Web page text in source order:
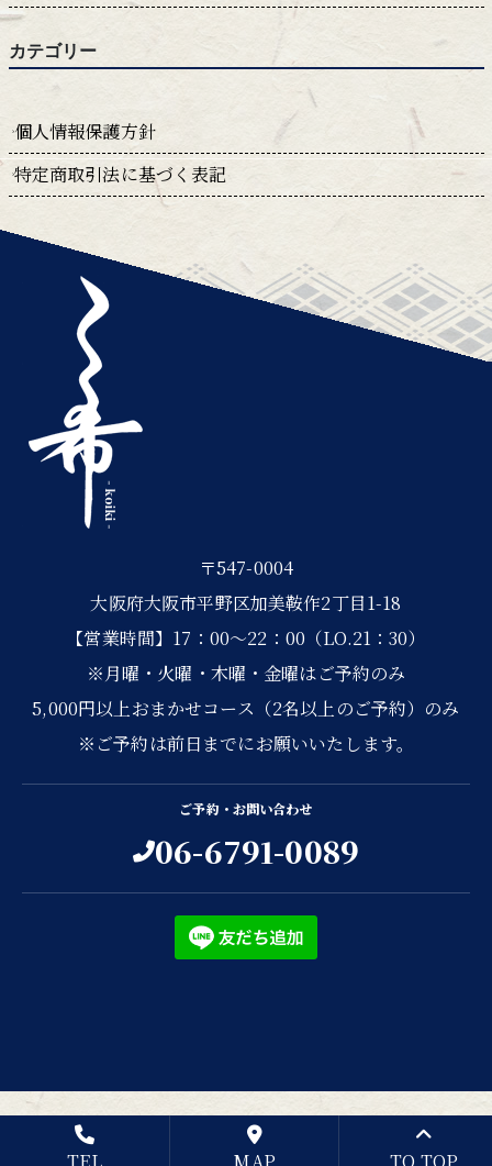
カテゴリー
個人情報保護方針
特定商取引法に基づく表記
〒547-0004
大阪府大阪市平野区加美鞍作2丁目1-18
【営業時間】17：00～22：00（LO.21：30）
※月曜・火曜・木曜・金曜はご予約のみ
5,000円以上おまかせコース（2名以上のご予約）のみ
※ご予約は前日までにお願いいたします。
ご予約・お問い合わせ
06-6791-0089